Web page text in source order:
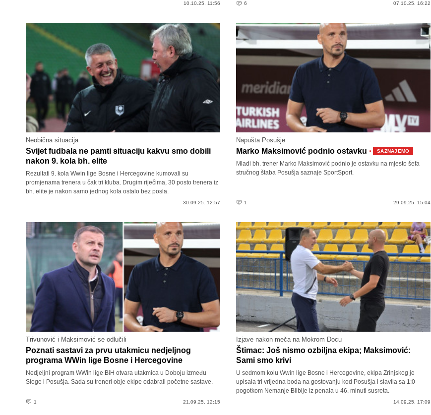
10.10.25. 11:56 6 07.10.25. 16:22
Neobična situacija
Svijet fudbala ne pamti situaciju kakvu smo dobili
nakon 9. kola bh. elite
Rezultati 9. kola Wwin lige Bosne i Hercegovine kumovali su
promjenama trenera u čak tri kluba. Drugim riječima, 30 posto trenera iz
bh. elite je nakon samo jednog kola ostalo bez posla.
30.09.25. 12:57
Napušta Posušje
Marko Maksimović podnio ostavku · SAZNAJEMO
Mladi bh. trener Marko Maksimović podnio je ostavku na mjesto šefa
stručnog štaba Posušja saznaje SportSport.
1 29.09.25. 15:04
Trivunović i Maksimović se odlučili
Poznati sastavi za prvu utakmicu nedjeljnog
programa WWin lige Bosne i Hercegovine
Nedjeljni program WWin lige BiH otvara utakmica u Doboju između
Sloge i Posušja. Sada su treneri obje ekipe odabrali početne sastave.
1 21.09.25. 12:15
Izjave nakon meča na Mokrom Docu
Štimac: Još nismo ozbiljna ekipa; Maksimović:
Sami smo krivi
U sedmom kolu Wwin lige Bosne i Hercegovine, ekipa Zrinjskog je
upisala tri vrijedna boda na gostovanju kod Posušja i slavila sa 1:0
pogotkom Nemanje Bilbije iz penala u 46. minuti susreta.
14.09.25. 17:09